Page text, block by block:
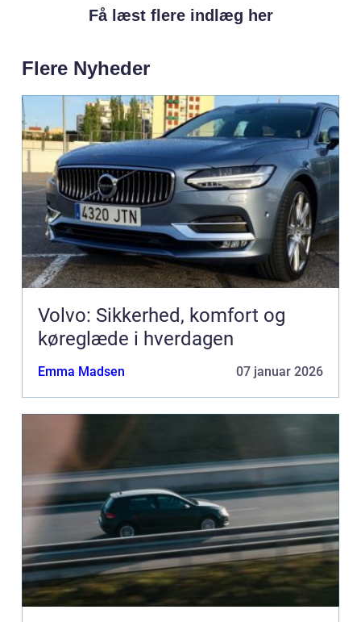
Få læst flere indlæg her
Flere Nyheder
Volvo: Sikkerhed, komfort og
køreglæde i hverdagen
Emma Madsen 07 januar 2026